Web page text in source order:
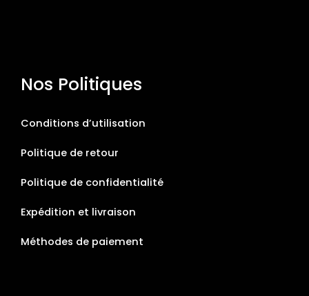
Nos Politiques
Conditions d’utilisation
Politique de retour
Politique de confidentialité
Expédition et livraison
Méthodes de paiement